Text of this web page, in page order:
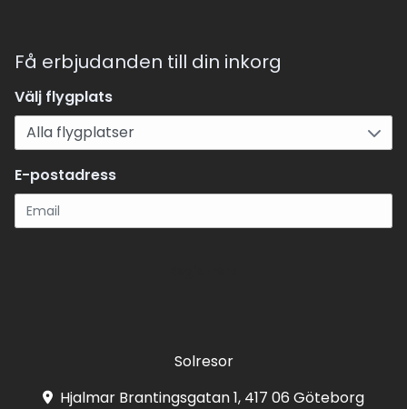
Få erbjudanden till din inkorg
Välj flygplats
E-postadress
Solresor
Hjalmar Brantingsgatan 1, 417 06 Göteborg